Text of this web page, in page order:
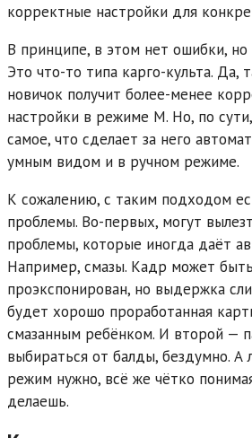
корректные настройки для
В принципе, в этом нет ошибки, но
Это что-то типа карго-культа. Да,
новичок получит более-менее
настройки в режиме М. Но, по
самое, что сделает за него
умным видом и в ручном режиме.
К сожалению, с таким подходом
проблемы. Во-первых, могут
проблемы, которые иногда даёт
Например, смазы. Кадр может
проэкспонирован, но выдержка
будет хорошо проработанная
смазанным ребёнком. И второй —
выбираться от балды, бездумно. А
режим нужно, всё же чётко
делаешь.